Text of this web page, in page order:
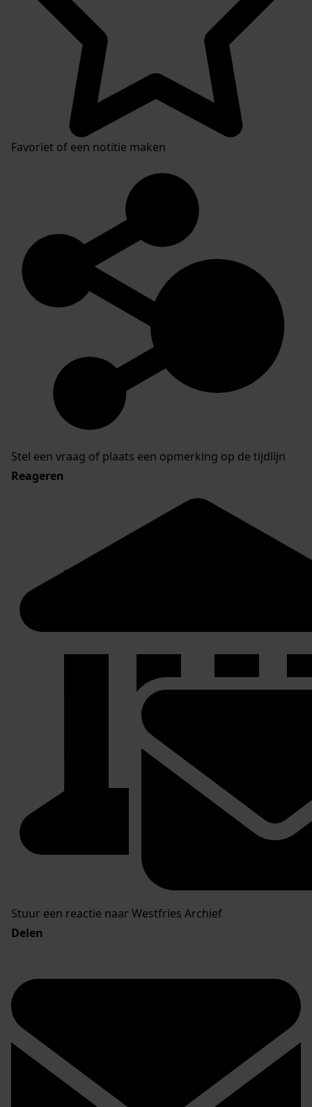
Favoriet of een notitie maken
Stel een vraag of plaats een opmerking op de tijdlijn
Reageren
Stuur een reactie naar Westfries Archief
Delen